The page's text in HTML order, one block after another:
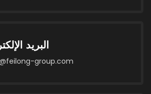
البريد
group.com